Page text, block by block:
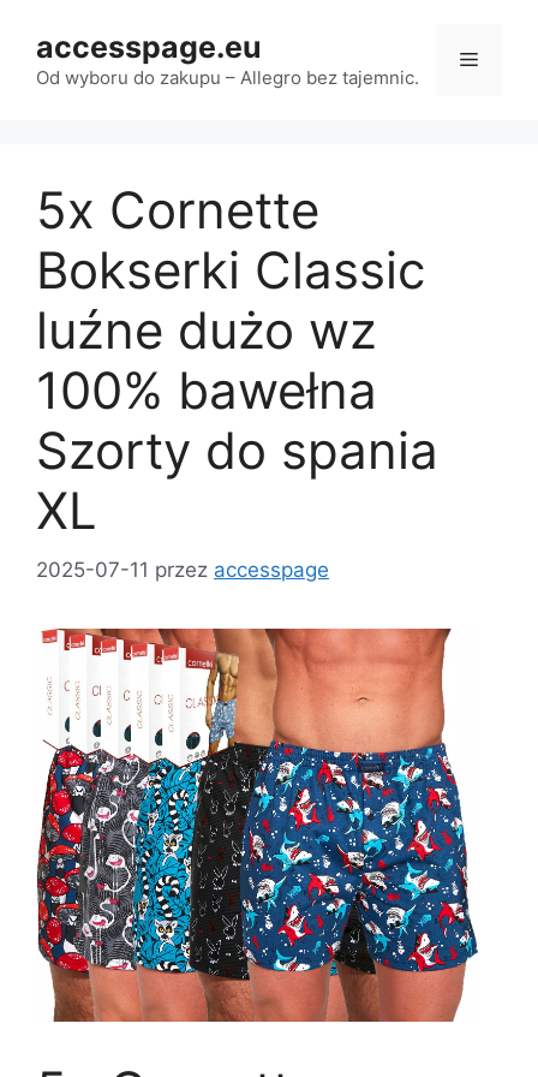
treści
accesspage.eu
Od wyboru do zakupu – Allegro bez tajemnic.
Menu
5x Cornette
Bokserki Classic
luźne dużo wz
100% bawełna
Szorty do spania
XL
2025-07-11 przez accesspage